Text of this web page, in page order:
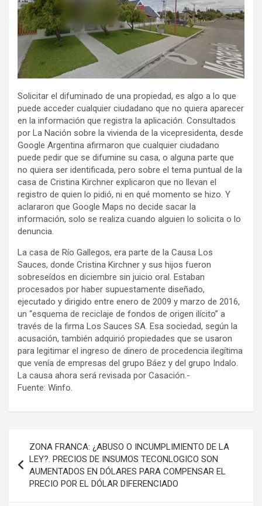
Solicitar el difuminado de una propiedad, es algo a lo que
puede acceder cualquier ciudadano que no quiera aparecer
en la información que registra la aplicación. Consultados
por La Nación sobre la vivienda de la vicepresidenta, desde
Google Argentina afirmaron que cualquier ciudadano
puede pedir que se difumine su casa, o alguna parte que
no quiera ser identificada, pero sobre el tema puntual de la
casa de Cristina Kirchner explicaron que no llevan el
registro de quien lo pidió, ni en qué momento se hizo. Y
aclararon que Google Maps no decide sacar la
información, solo se realiza cuando alguien lo solicita o lo
denuncia.
La casa de Río Gallegos, era parte de la Causa Los
Sauces, donde Cristina Kirchner y sus hijos fueron
sobreseídos en diciembre sin juicio oral. Estaban
procesados por haber supuestamente diseñado,
ejecutado y dirigido entre enero de 2009 y marzo de 2016,
un “esquema de reciclaje de fondos de origen ilícito” a
través de la firma Los Sauces SA. Esa sociedad, según la
acusación, también adquirió propiedades que se usaron
para legitimar el ingreso de dinero de procedencia ilegítima
que venía de empresas del grupo Báez y del grupo Indalo.
La causa ahora será revisada por Casación.-
Fuente: Winfo.
de
entradas
ZONA FRANCA: ¿ABUSO O INCUMPLIMIENTO DE LA
LEY?. PRECIOS DE INSUMOS TECONLOGICO SON
AUMENTADOS EN DÓLARES PARA COMPENSAR EL
PRECIO POR EL DÓLAR DIFERENCIADO